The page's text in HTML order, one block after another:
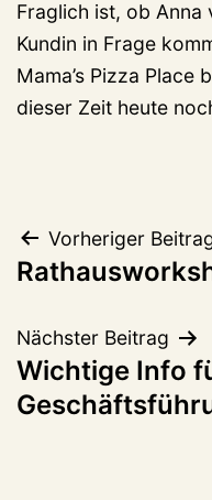
Fraglich ist, ob Anna
Kundin in Frage
Mama’s Pizza Place
dieser Zeit heute
Vorheriger
Nächster Beitrag
Wichtige Info